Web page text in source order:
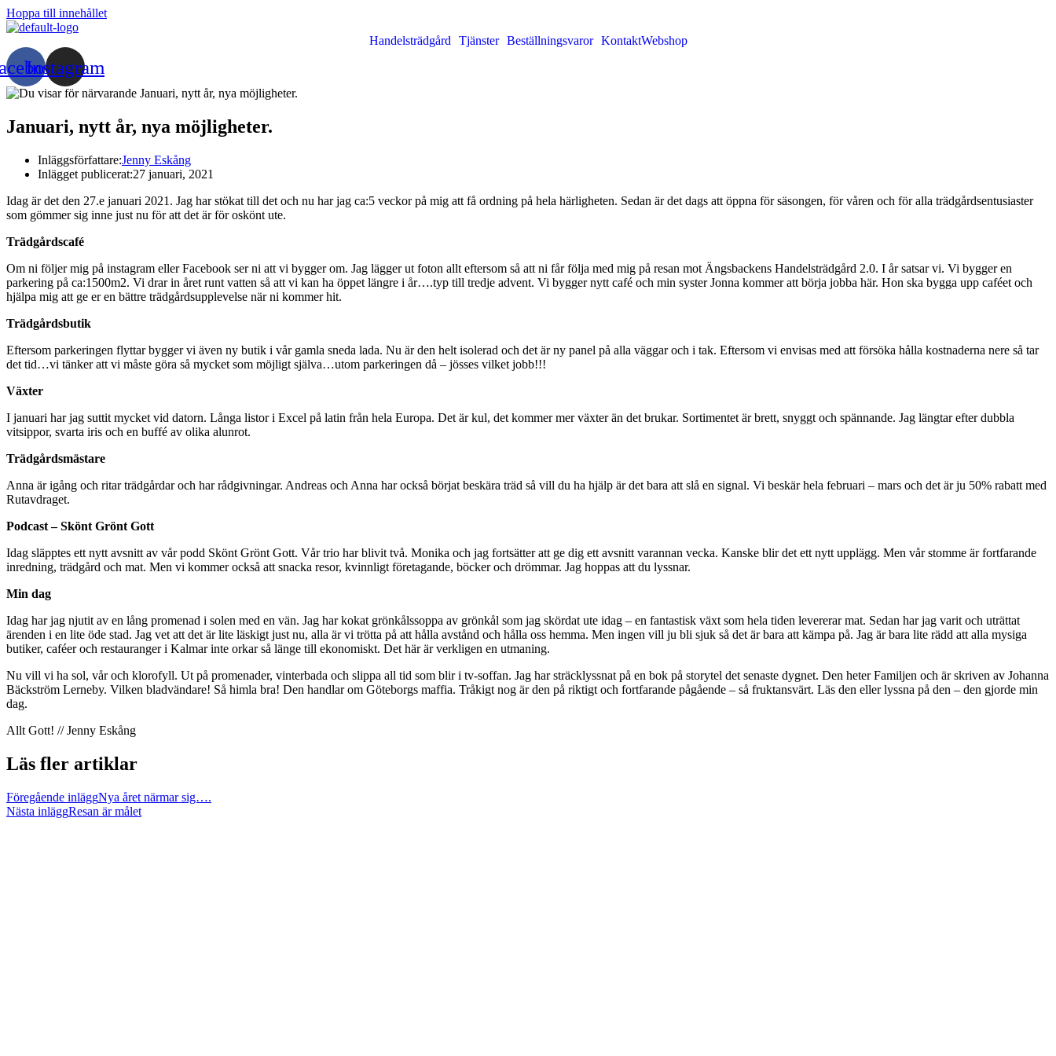
Hoppa till innehållet
Handelsträdgård Tjänster Beställningsvaror KontaktWebshop
Instagram
Januari, nytt år, nya möjligheter.
Inläggsförfattare:Jenny Eskång
Inlägget publicerat:27 januari, 2021
Idag är det den 27.e januari 2021. Jag har stökat till det och nu har jag ca:5 veckor på mig att få ordning på hela härligheten. Sedan är det dags att öppna för säsongen, för våren och för alla trädgårdsentusiaster
som gömmer sig inne just nu för att det är för oskönt ute.
Trädgårdscafé
Om ni följer mig på instagram eller Facebook ser ni att vi bygger om. Jag lägger ut foton allt eftersom så att ni får följa med mig på resan mot Ängsbackens Handelsträdgård 2.0. I år satsar vi. Vi bygger en
parkering på ca:1500m2. Vi drar in året runt vatten så att vi kan ha öppet längre i år….typ till tredje advent. Vi bygger nytt café och min syster Jonna kommer att börja jobba här. Hon ska bygga upp caféet och
hjälpa mig att ge er en bättre trädgårdsupplevelse när ni kommer hit.
Trädgårdsbutik
Eftersom parkeringen flyttar bygger vi även ny butik i vår gamla sneda lada. Nu är den helt isolerad och det är ny panel på alla väggar och i tak. Eftersom vi envisas med att försöka hålla kostnaderna nere så tar
det tid…vi tänker att vi måste göra så mycket som möjligt själva…utom parkeringen då – jösses vilket jobb!!!
Växter
I januari har jag suttit mycket vid datorn. Långa listor i Excel på latin från hela Europa. Det är kul, det kommer mer växter än det brukar. Sortimentet är brett, snyggt och spännande. Jag längtar efter dubbla
vitsippor, svarta iris och en buffé av olika alunrot.
Trädgårdsmästare
Anna är igång och ritar trädgårdar och har rådgivningar. Andreas och Anna har också börjat beskära träd så vill du ha hjälp är det bara att slå en signal. Vi beskär hela februari – mars och det är ju 50% rabatt med
Rutavdraget.
Podcast – Skönt Grönt Gott
Idag släpptes ett nytt avsnitt av vår podd Skönt Grönt Gott. Vår trio har blivit två. Monika och jag fortsätter att ge dig ett avsnitt varannan vecka. Kanske blir det ett nytt upplägg. Men vår stomme är fortfarande
inredning, trädgård och mat. Men vi kommer också att snacka resor, kvinnligt företagande, böcker och drömmar. Jag hoppas att du lyssnar.
Min dag
Idag har jag njutit av en lång promenad i solen med en vän. Jag har kokat grönkålssoppa av grönkål som jag skördat ute idag – en fantastisk växt som hela tiden levererar mat. Sedan har jag varit och uträttat
ärenden i en lite öde stad. Jag vet att det är lite läskigt just nu, alla är vi trötta på att hålla avstånd och hålla oss hemma. Men ingen vill ju bli sjuk så det är bara att kämpa på. Jag är bara lite rädd att alla mysiga
butiker, caféer och restauranger i Kalmar inte orkar så länge till ekonomiskt. Det här är verkligen en utmaning.
Nu vill vi ha sol, vår och klorofyll. Ut på promenader, vinterbada och slippa all tid som blir i tv-soffan. Jag har sträcklyssnat på en bok på storytel det senaste dygnet. Den heter Familjen och är skriven av Johanna
Bäckström Lerneby. Vilken bladvändare! Så himla bra! Den handlar om Göteborgs maffia. Tråkigt nog är den på riktigt och fortfarande pågående – så fruktansvärt. Läs den eller lyssna på den – den gjorde min
dag.
Allt Gott! // Jenny Eskång
Läs fler artiklar
Föregående inläggNya året närmar sig….
Nästa inläggResan är målet